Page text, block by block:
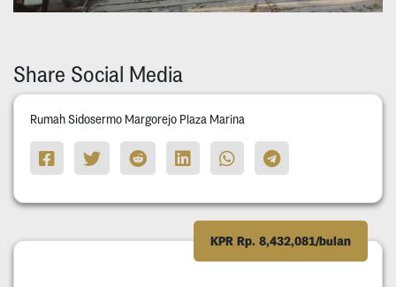
Share Social Media
Rumah Sidosermo Margorejo Plaza Marina
KPR Rp. 8,432,081/bulan